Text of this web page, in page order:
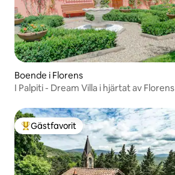
Boende i Florens
I Palpiti - Dream Villa i hjärtat av Florens
Populär gästfavorit
Gästfavorit